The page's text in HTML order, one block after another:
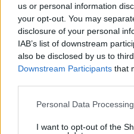
us or personal information
your opt-out. You may
disclosure of your personal
IAB’s list of downstream
also be disclosed by us to
Downstream Participants that
Please note that this website/
not limited to your visit or
Personal Data
I want to opt-out of the
Ο Ντέβιν Μπούκερ άφησε
των πέντε κορυφαίων
πριν 20 λεπτά
Κυριάκος Μητσοτάκης: Το
πριν 21 λεπτά
Μετανάστης βρήκε τραγικό